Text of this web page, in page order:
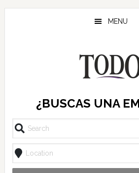
Saltar
Saltar
Saltar
MENU
¿BUSCAS UNA